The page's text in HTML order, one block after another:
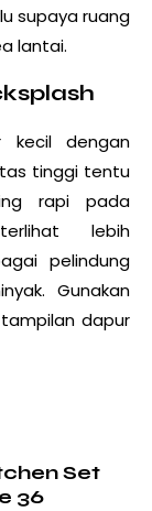
supaya ruang
lantai.
kecil dengan
tinggi tentu
rapi pada
lebih
pelindung
Gunakan
dapur
Set
36